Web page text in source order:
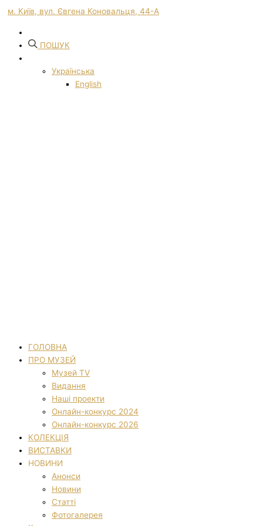
м. Київ, вул. Євгена Коновальця, 44-А
ПОШУК
Українська
English
ГОЛОВНА
ПРО МУЗЕЙ
Музей TV
Видання
Наші проекти
Онлайн-конкурс 2024
Онлайн-конкурс 2026
КОЛЕКЦІЯ
ВИСТАВКИ
НОВИНИ
Анонси
Новини
Статті
Фотогалерея